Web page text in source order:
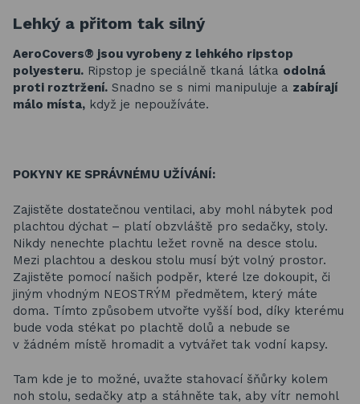
Lehký a přitom tak silný
AeroCovers® jsou vyrobeny z lehkého ripstop
polyesteru. Ripstop je speciálně tkaná látka odolná
proti roztržení. Snadno se s nimi manipuluje a zabírají
málo místa, když je nepoužíváte.
POKYNY KE SPRÁVNÉMU UŽÍVÁNÍ:
Zajistěte dostatečnou ventilaci, aby mohl nábytek pod
plachtou dýchat – platí obzvláště pro sedačky, stoly.
Nikdy nenechte plachtu ležet rovně na desce stolu.
Mezi plachtou a deskou stolu musí být volný prostor.
Zajistěte pomocí našich podpěr, které lze dokoupit, či
jiným vhodným NEOSTRÝM předmětem, který máte
doma. Tímto způsobem utvořte vyšší bod, díky kterému
bude voda stékat po plachtě dolů a nebude se
v žádném místě hromadit a vytvářet tak vodní kapsy.
Tam kde je to možné, uvažte stahovací šňůrky kolem
noh stolu, sedačky atp a stáhněte tak, aby vítr nemohl